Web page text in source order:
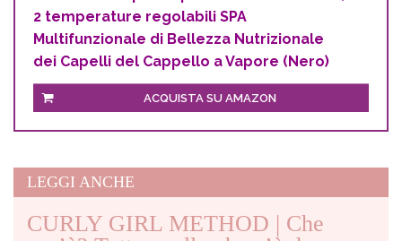
2 temperature regolabili SPA
Multifunzionale di Bellezza Nutrizionale
dei Capelli del Cappello a Vapore (Nero)
ACQUISTA SU AMAZON
LEGGI ANCHE
CURLY GIRL METHOD | Che